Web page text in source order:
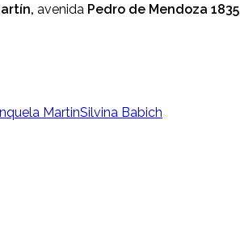
avenida Pedro de Mendoza 1835
MartinSilvina Babich